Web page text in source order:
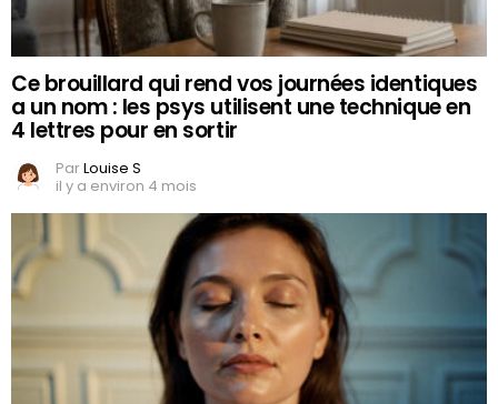
Ce brouillard qui rend vos journées identiques
a un nom : les psys utilisent une technique en
4 lettres pour en sortir
ParLouise S
il y a environ 4 mois